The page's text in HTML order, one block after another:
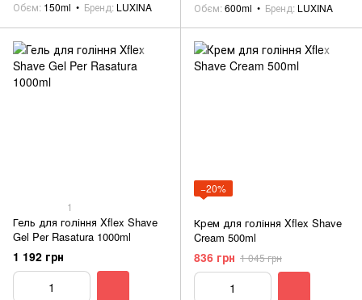
Обєм 150ml Бренд LUXINA Обєм 600ml Бренд LUXINA
1
Гель для гоління Xflex Shave
Gel Per Rasatura 1000ml
1 192 грн
−20%
Крем для гоління Xflex Shave
Cream 500ml
836 грн 1 045 грн